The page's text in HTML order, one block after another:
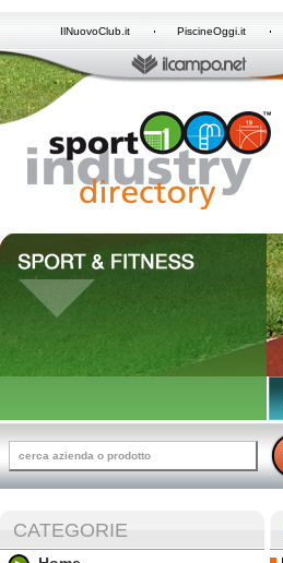
IlNuovoClub.it PiscineOggi.it
CATEGORIE